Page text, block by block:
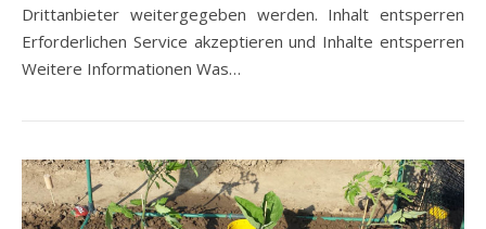
Drittanbieter weitergegeben werden. Inhalt entsperren
Erforderlichen Service akzeptieren und Inhalte entsperren
Weitere Informationen Was…